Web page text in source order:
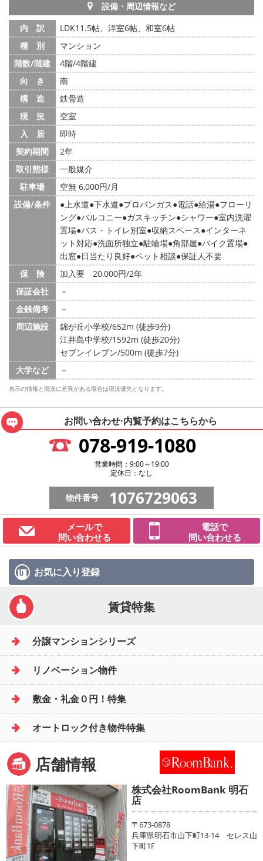
設備・周辺情報など
内 訳
LDK11.5帖、洋室6帖、和室6帖
種 別
マンション
階数/階建
4階/4階建
向 き
南
構 造
鉄骨造
現 況
空室
入 居
即時
契約期間
2年
取引態様
一般媒介
駐車場
空無 6,000円/月
設備/条件
上水道 下水道 プロパンガス 電話 給湯 フローリ
ング バルコニー ガスキッチン シャワー 室内洗濯
置場 バス・トイレ別室 収納スペース インターネ
ット対応 洗面所独立 駐輪場 角部屋 バイク置場
出窓 日当たり良好 ペット相談 保証人不要
保 険
加入要 20,000円/2年
保証会社
－
金銭備考
－
周辺施設
錦が丘小学校/652m (徒歩9分)
江井島中学校/1592m (徒歩20分)
セブンイレブン/500m (徒歩7分)
大学など
－
表示の情報と現況に差異がある場合は現況優先となります。
お問い合わせ·内覧予約はこちらから
078-919-1080
営業時間：9:00～19:00
定休日：なし
物件番号 1076729063
メールで
問い合わせる
電話で
問い合わせる
お気に入り登録
賃貸特集
分譲マンションシリーズ
リノベーション物件
敷金・礼金０円！特集
オートロック付き物件特集
店舗情報
株式会社RoomBank 明石
店
〒673-0878
兵庫県明石市山下町13-14 セレス山
下町1F